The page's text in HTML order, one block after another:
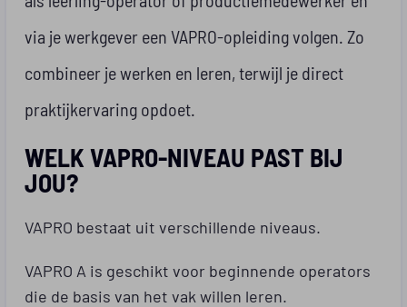
via je werkgever een VAPRO-opleiding volgen. Zo
combineer je werken en leren, terwijl je direct
praktijkervaring opdoet.
WELK VAPRO-NIVEAU PAST BIJ
JOU?
VAPRO bestaat uit verschillende niveaus.
VAPRO A is geschikt voor beginnende operators
die de basis van het vak willen leren.